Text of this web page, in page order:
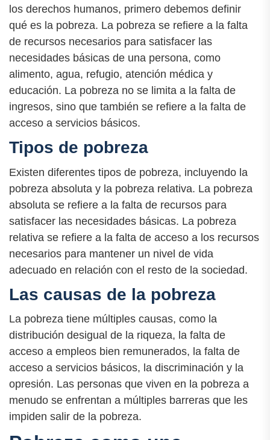
los derechos humanos, primero debemos definir
qué es la pobreza. La pobreza se refiere a la falta
de recursos necesarios para satisfacer las
necesidades básicas de una persona, como
alimento, agua, refugio, atención médica y
educación. La pobreza no se limita a la falta de
ingresos, sino que también se refiere a la falta de
acceso a servicios básicos.
Tipos de pobreza
Existen diferentes tipos de pobreza, incluyendo la
pobreza absoluta y la pobreza relativa. La pobreza
absoluta se refiere a la falta de recursos para
satisfacer las necesidades básicas. La pobreza
relativa se refiere a la falta de acceso a los recursos
necesarios para mantener un nivel de vida
adecuado en relación con el resto de la sociedad.
Las causas de la pobreza
La pobreza tiene múltiples causas, como la
distribución desigual de la riqueza, la falta de
acceso a empleos bien remunerados, la falta de
acceso a servicios básicos, la discriminación y la
opresión. Las personas que viven en la pobreza a
menudo se enfrentan a múltiples barreras que les
impiden salir de la pobreza.